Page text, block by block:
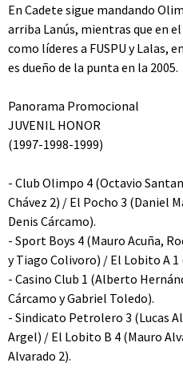
En Cadete sigue mandando
arriba Lanús, mientras que en
como líderes a FUSPU y Lalas,
es dueño de la punta en la 2005.
Panorama Promocional
JUVENIL HONOR
(1997-1998-1999)
- Club Olimpo 4 (Octavio
Chávez 2) / El Pocho 3 (Daniel
Denis Cárcamo).
- Sport Boys 4 (Mauro Acuña,
y Tiago Colivoro) / El Lobito A 1
- Casino Club 1 (Alberto
Cárcamo y Gabriel Toledo).
- Sindicato Petrolero 3 (Lucas
Argel) / El Lobito B 4 (Mauro
Alvarado 2).